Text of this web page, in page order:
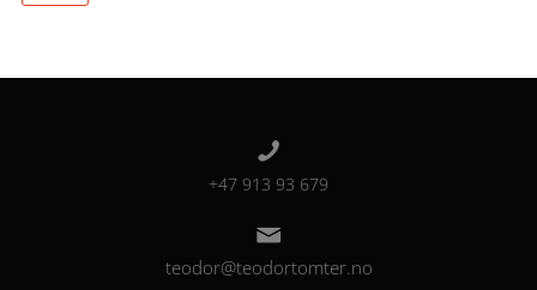
+47 913 93 679
teodor@teodortomter.no